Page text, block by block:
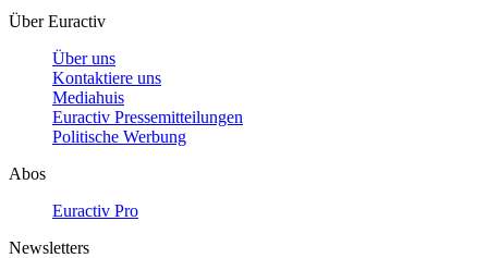
Über Euractiv
Über uns
Kontaktiere uns
Mediahuis
Euractiv Pressemitteilungen
Politische Werbung
Abos
Euractiv Pro
Newsletters